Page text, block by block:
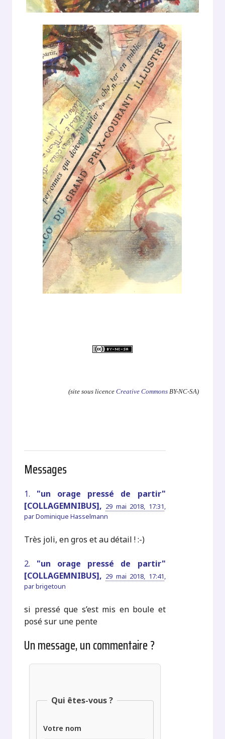
(site sous licence Creative CommonsBY-NC-SA)
Messages
1.
"un orage pressé de partir"
[COLLAGEMNIBUS], 29 mai 2018, 17:31
parDominique Hasselmann
Très joli, en gros et au détail ! :-)
2.
"un orage pressé de partir"
[COLLAGEMNIBUS], 29 mai 2018, 17:41
parbrigetoun
si pressé que s’est mis en boule et
posé sur une pente
Un message, un commentaire ?
Qui êtes-vous ?
Votre nom